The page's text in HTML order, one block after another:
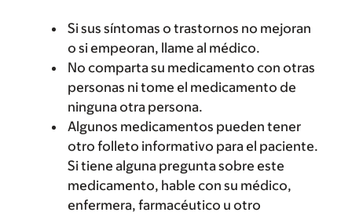
Si sus síntomas o trastornos no mejoran
o si empeoran, llame al médico.
No comparta su medicamento con otras
personas ni tome el medicamento de
ninguna otra persona.
Algunos medicamentos pueden tener
otro folleto informativo para el paciente.
Si tiene alguna pregunta sobre este
medicamento, hable con su médico,
enfermera, farmacéutico u otro